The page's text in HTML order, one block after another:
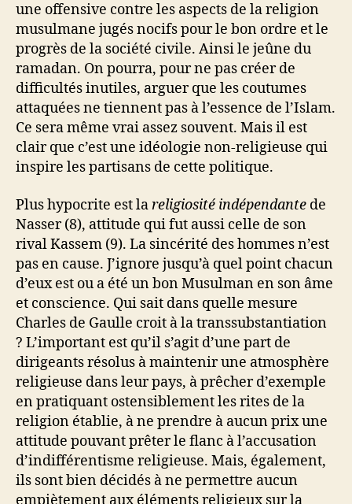
une offensive contre les aspects de la religion
musulmane jugés nocifs pour le bon ordre et le
progrès de la société civile. Ainsi le jeûne du
ramadan. On pourra, pour ne pas créer de
difficultés inutiles, arguer que les coutumes
attaquées ne tiennent pas à l’essence de l’Islam.
Ce sera même vrai assez souvent. Mais il est
clair que c’est une idéologie non-religieuse qui
inspire les partisans de cette politique.
Plus hypocrite est lareligiosité indépendante de
Nasser (8), attitude qui fut aussi celle de son
rival Kassem (9). La sincérité des hommes n’est
pas en cause. J’ignore jusqu’à quel point chacun
d’eux est ou a été un bon Musulman en son âme
et conscience. Qui sait dans quelle mesure
Charles de Gaulle croit à la transsubstantiation
? L’important est qu’il s’agit d’une part de
dirigeants résolus à maintenir une atmosphère
religieuse dans leur pays, à prêcher d’exemple
en pratiquant ostensiblement les rites de la
religion établie, à ne prendre à aucun prix une
attitude pouvant prêter le flanc à l’accusation
d’indifférentisme religieuse. Mais, également,
ils sont bien décidés à ne permettre aucun
empiètement aux éléments religieux sur la